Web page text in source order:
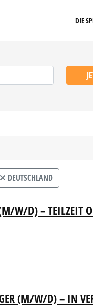
DIE
DEUTSCHLAND
W/D) – TEILZEIT
(M/W/D) – IN